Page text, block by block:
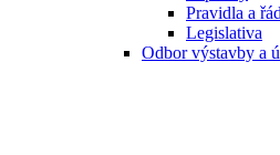
Pravidla a
Legislativa
Odbor výstavby a